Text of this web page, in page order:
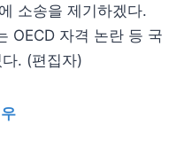
소송을 제기하겠다.
OECD 자격 논란 등 국
. (편집자)